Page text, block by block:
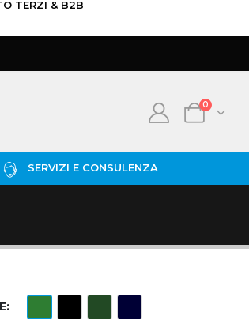
TERZI & B2B
0
SERVIZI E CONSULENZA